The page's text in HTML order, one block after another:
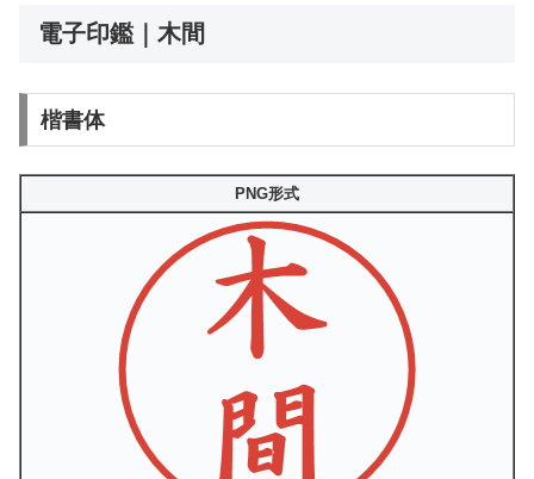
電子印鑑｜木間
楷書体
PNG形式